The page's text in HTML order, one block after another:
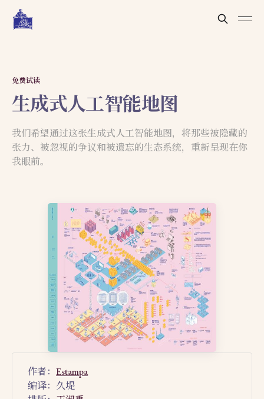
免费试读
生成式人工智能地图
我们希望通过这张生成式人工智能地图，将那些被隐藏的
张力、被忽视的争议和被遗忘的生态系统，重新呈现在你
我眼前。
作者：Estampa
编译：久堤